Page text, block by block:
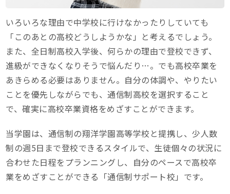
いろいろな理由で中学校に行けなかったりしていても
「このあとの高校どうしようかな」と考えるでしょう。
また、全日制高校入学後、何らかの理由で登校できず、
進級ができなくなりそうで悩んだり…。でも高校卒業を
あきらめる必要はありません。自分の体調や、やりたい
ことを優先しながらでも、通信制高校を選択すること
で、確実に高校卒業資格をめざすことができます。
当学園は、通信制の翔洋学園高等学校と提携し、少人数
制の週5日まで登校できるスタイルで、生徒個々の状況に
合わせた日程をプランニングし、自分のペースで高校卒
業をめざすことができる「通信制サポート校」です。